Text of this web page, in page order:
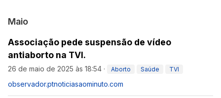
Maio
Associação pede suspensão de vídeo
antiaborto na TVI.
26 de maio de 2025 às 18:54 · Aborto Saúde TVI
observador.ptnoticiasaominuto.com